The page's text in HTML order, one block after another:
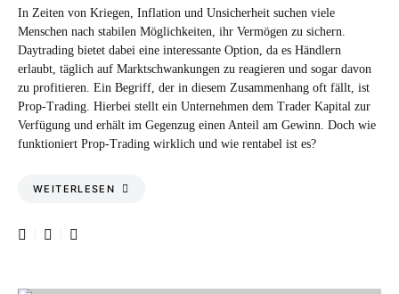
In Zeiten von Kriegen, Inflation und Unsicherheit suchen viele
Menschen nach stabilen Möglichkeiten, ihr Vermögen zu sichern.
Daytrading bietet dabei eine interessante Option, da es Händlern
erlaubt, täglich auf Marktschwankungen zu reagieren und sogar davon
zu profitieren. Ein Begriff, der in diesem Zusammenhang oft fällt, ist
Prop-Trading. Hierbei stellt ein Unternehmen dem Trader Kapital zur
Verfügung und erhält im Gegenzug einen Anteil am Gewinn. Doch wie
funktioniert Prop-Trading wirklich und wie rentabel ist es?
WEITERLESEN